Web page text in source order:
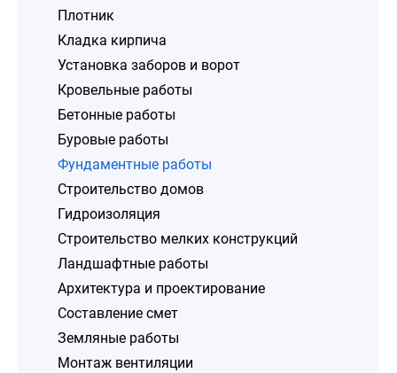
Плотник
Кладка кирпича
Установка заборов и ворот
Кровельные работы
Бетонные работы
Буровые работы
Фундаментные работы
Строительство домов
Гидроизоляция
Строительство мелких конструкций
Ландшафтные работы
Архитектура и проектирование
Составление смет
Земляные работы
Монтаж вентиляции